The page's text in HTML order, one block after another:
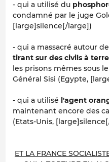
- qui a utilisé du
condamné par le juge
[large]silence[/large])
- qui a massacré autour de
tirant sur des civils à terre
les prisons mêmes sous
Général Sisi (Egypte,
- qui a utilisé l'agent
maintenant encore des
(Etats-Unis,
ET LA FRANCE